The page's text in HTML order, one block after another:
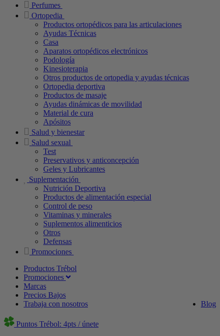
Perfumes
Ortopedia
Productos ortopédicos para las articulaciones
Ayudas Técnicas
Casa
Aparatos ortopédicos electrónicos
Podología
Kinesioterapia
Otros productos de ortopedia y ayudas técnicas
Ortopedia deportiva
Productos de masaje
Ayudas dinámicas de movilidad
Material de cura
Apósitos
Salud y bienestar
Salud sexual
Test
Preservativos y anticoncepción
Geles y Lubricantes
Suplementación
Nutrición Deportiva
Productos de alimentación especial
Control de peso
Vitaminas y minerales
Suplementos alimenticios
Otros
Defensas
Promociones
Productos Trébol
Promociones
Marcas
Precios Bajos
Blog
Trabaja con nosotros
Puntos Trébol: 4pts / únete